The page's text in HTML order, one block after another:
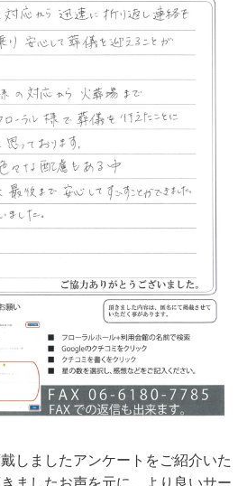
しましたアンケートをご紹介いた
ましたお声を元に、より良いサー